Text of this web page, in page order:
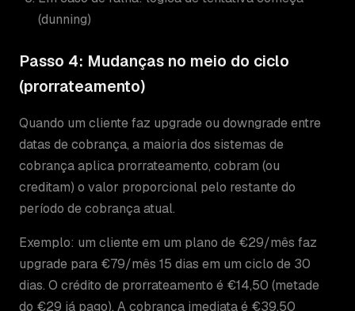
(dunning)
Passo 4: Mudanças no meio do ciclo
(prorrateamento)
Quando um cliente faz upgrade ou downgrade entre
datas de cobrança, a maioria dos sistemas de
cobrança aplica prorrateamento, cobram (ou
creditam) o valor proporcional pelo restante do
período de cobrança atual.
Exemplo: um cliente em um plano de €29/mês faz
upgrade para €79/mês 15 dias em um ciclo de 30
dias. O crédito de prorrateamento é €14,50 (metade
do €29 já pago). A cobrança imediata é €39,50